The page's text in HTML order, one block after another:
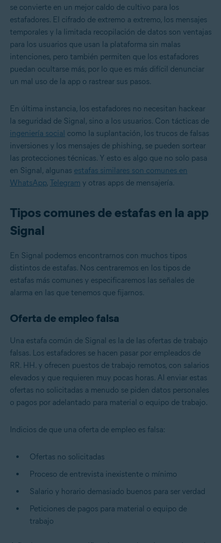
se convierte en un mejor caldo de cultivo para los
estafadores. El cifrado de extremo a extremo, los mensajes
temporales y la limitada recopilación de datos son ventajas
para los usuarios que usan la plataforma sin malas
intenciones, pero también permiten que los estafadores
puedan ocultarse más, por lo que es más difícil denunciar
un mal uso de la app o rastrear sus pasos.
En última instancia, los estafadores no necesitan hackear
la seguridad de Signal, sino a los usuarios. Con tácticas de
ingeniería social como la suplantación, los trucos de falsas
inversiones y los mensajes de phishing, se pueden sortear
las protecciones técnicas. Y esto es algo que no solo pasa
en Signal, algunas estafas similares son comunes en
WhatsApp, Telegram y otras apps de mensajería.
Tipos comunes de estafas en la app
Signal
En Signal podemos encontrarnos con muchos tipos
distintos de estafas. Nos centraremos en los tipos de
estafas más comunes y especificaremos las señales de
alarma en las que tenemos que fijarnos.
Oferta de empleo falsa
Una estafa común de Signal es la de las ofertas de trabajo
falsas. Los estafadores se hacen pasar por empleados de
RR. HH. y ofrecen puestos de trabajo remotos, con salarios
elevados y que requieren muy pocas horas. Al enviar estas
ofertas no solicitadas a menudo se piden datos personales
o pagos por adelantado para material o equipo de trabajo.
Indicios de que una oferta de empleo es falsa:
Ofertas no solicitadas
Proceso de entrevista inexistente o mínimo
Salario y horario demasiado buenos para ser verdad
Peticiones de pagos para material o equipo de
trabajo